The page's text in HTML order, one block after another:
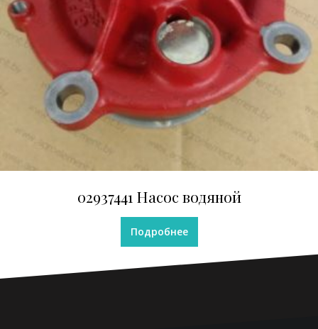
02937441 Насос водяной
Подробнее